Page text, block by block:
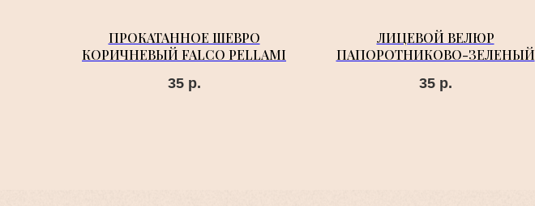
ПРОКАТАННОЕ ШЕВРО
КОРИЧНЕВЫЙ FALCO PELLAMI
35 р.
ЛИЦЕВОЙ ВЕЛЮР
ПАПОРОТНИКОВО-ЗЕЛЕНЫЙ
35 р.